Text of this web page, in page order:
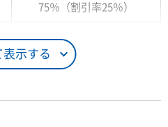
表示する
75％（割引率25％）
100％（割引率 0％）